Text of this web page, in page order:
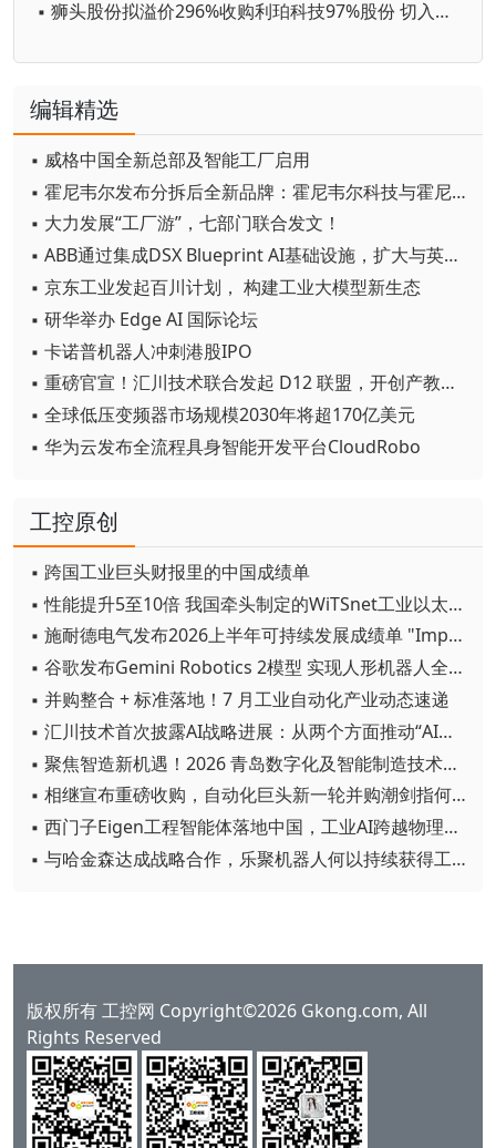
▪ 狮头股份拟溢价296%收购利珀科技97%股份 切入机器视觉领域
编辑精选
▪ 威格中国全新总部及智能工厂启用
▪ 霍尼韦尔发布分拆后全新品牌：霍尼韦尔科技与霍尼韦尔航空航天
▪ 大力发展“工厂游”，七部门联合发文！
▪ ABB通过集成DSX Blueprint AI基础设施，扩大与英伟达的合作
▪ 京东工业发起百川计划， 构建工业大模型新生态
▪ 研华举办 Edge AI 国际论坛
▪ 卡诺普机器人冲刺港股IPO
▪ 重磅官宣！汇川技术联合发起 D12 联盟，开创产教融合新范式
▪ 全球低压变频器市场规模2030年将超170亿美元
▪ 华为云发布全流程具身智能开发平台CloudRobo
工控原创
▪ 跨国工业巨头财报里的中国成绩单
▪ 性能提升5至10倍 我国牵头制定的WiTSnet工业以太网国际标准正式发布
▪ 施耐德电气发布2026上半年可持续发展成绩单 "Impact 2030"路线图开局稳健
▪ 谷歌发布Gemini Robotics 2模型 实现人形机器人全身智能控制突破
▪ 并购整合 + 标准落地！7 月工业自动化产业动态速递
▪ 汇川技术首次披露AI战略进展：从两个方面推动“AI业务化”落地
▪ 聚焦智造新机遇！2026 青岛数字化及智能制造技术论坛圆满落幕
▪ 相继宣布重磅收购，自动化巨头新一轮并购潮剑指何方？
▪ 西门子Eigen工程智能体落地中国，工业AI跨越物理世界“确定性”拐点
▪ 与哈金森达成战略合作，乐聚机器人何以持续获得工业巨头青睐？
版权所有 工控网 Copyright©2026 Gkong.com, All
Rights Reserved